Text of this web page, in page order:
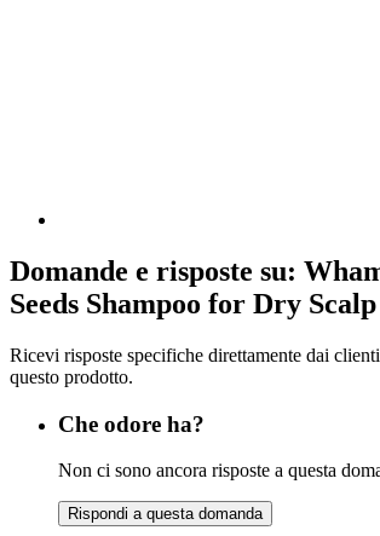
Domande e risposte su:
Seeds Shampoo for Dry Scalp
Ricevi risposte specifiche direttamente dai
questo prodotto.
Che odore ha?
Non ci sono ancora risposte a questa
Rispondi a questa domanda